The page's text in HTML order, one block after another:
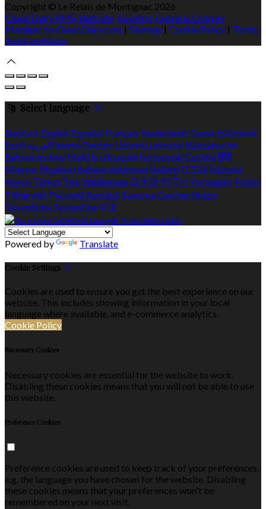
Copyright © Le Relais de Montignac 2026
Cloud Diary PMS, Website, Booking Engine & Channel
Manager by GuestDiary.com | Sitemap | Cookie Policy | Terms
And Conditions
Select language
Deutsch English Español Français Nederlands Dansk Ελληνικά
Eesti العربية SuomiGaeilge Lietuvių Latviešu Македонски
Bahasa melayu Malti Български Беларускі Češtinaहिंदी
Magyar Hrvatski Bahasa indonesia Italiano עברית Íslenska
Norsk Türkçeไทย Українська 日本語 한국어 Português Polski
Tiếng việt Русский Română SvenskaСрпски Shqipe
SlovenščinaSlovenčina 中文
Powered by Translate
Cookie Settings
Cookies are used to ensure you get the best experience on our
website. This includes showing information in your local
language where available, and e-commerce analytics.
Cookie Policy
Necessary Cookies
Necessary cookies are essential for the website to work.
Disabling these cookies means that you will not be able to use
this website.
Preference Cookies
Preference cookies are used to keep track of your preferences,
e.g. the language you have chosen for the website. Disabling
these cookies means that your preferences won't be
remembered on your next visit.